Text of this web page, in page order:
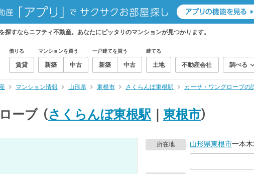
探すならニフティ不動産。あなたにピッタリのマンションが見つかります。
借りる
賃貸
マンションを買う
新築 中古
一戸建てを買う
新築 中古
建てる
土地 不動産会社 調べる
マンション情報 山形県 東根市 さくらんぼ東根駅 カーサ・ワングローブの
ーブ （さくらんぼ東根駅 東根市）
所在地 山形県東根市一本